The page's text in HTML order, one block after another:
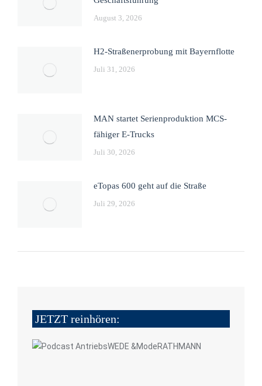
August 3, 2026
H2-Straßenerprobung mit Bayernflotte
Juli 31, 2026
MAN startet Serienproduktion MCS-
fähiger E-Trucks
Juli 30, 2026
eTopas 600 geht auf die Straße
Juli 29, 2026
JETZT reinhören: